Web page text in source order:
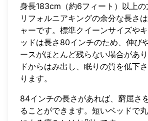
身長183cm（約6フィート）以上の
リフォルニアキングの余分な長さ
ャーです。標準クイーンサイズや
ッドは長さ80インチのため、伸び
ースがほとんど残らない場合があ
ドからはみ出し、眠りの質を低下
ります。
84インチの長さがあれば、窮屈さ
ることができます。短いベッドで